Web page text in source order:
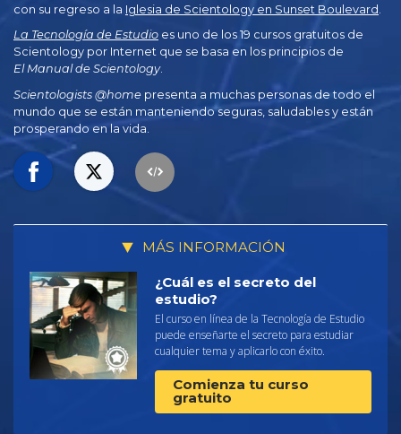
con su regreso a la Iglesia de Scientology en Sunset Boulevard
La Tecnología de Estudio es uno de los 19 cursos gratuitos de
Scientology por Internet que se basa en los principios de
El Manual de Scientology.
Scientologists @home presenta a muchas personas de todo el
mundo que se están manteniendo seguras, saludables y están
prosperando en la vida.
MÁS INFORMACIÓN
¿Cuál es el secreto del
estudio?
El curso en línea de la Tecnología de Estudio
puede enseñarte el secreto para estudiar
cualquier tema y aplicarlo con éxito.
Comienza tu curso
gratuito